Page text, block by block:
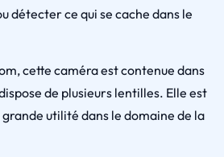
détecter ce qui se cache dans le
cette caméra est contenue dans
de plusieurs lentilles. Elle est
utilité dans le domaine de la